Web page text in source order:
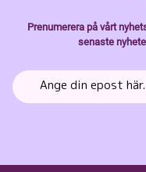
Prenumerera på vårt
senaste